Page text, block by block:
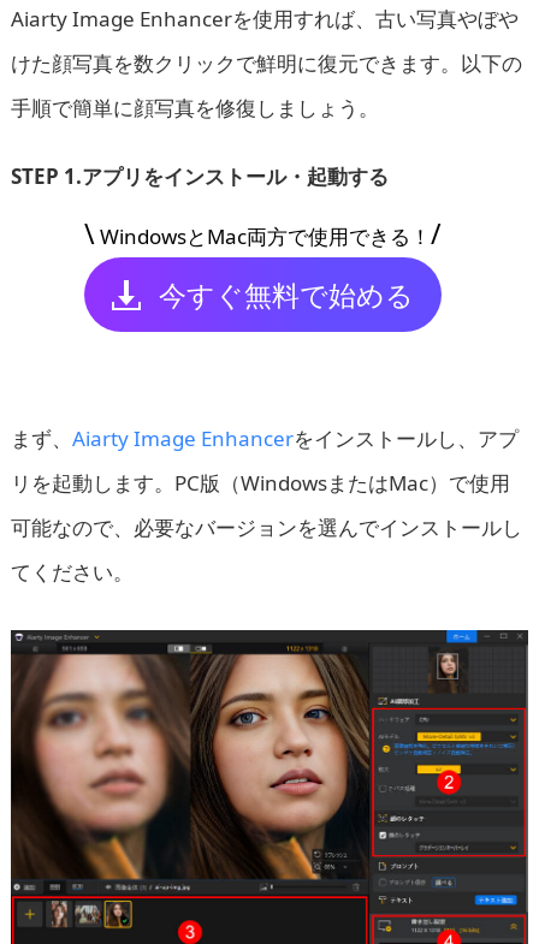
Aiarty Image Enhancerを使用すれば、古い写真やぼや
けた顔写真を数クリックで鮮明に復元できます。以下の
手順で簡単に顔写真を修復しましょう。
STEP 1.アプリをインストール・起動する
\WindowsとMac両方で使用できる！/
今すぐ無料で始める
まず、 Aiarty Image Enhancerをインストールし、アプ
リを起動します。PC版（WindowsまたはMac）で使用
可能なので、必要なバージョンを選んでインストールし
てください。